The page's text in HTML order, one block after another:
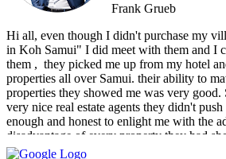
Frank Grueb
Hi all, even though I didn't purchase my
in Koh Samui" I did meet with them and I
them , ‏ they picked me up from my hotel and took me to see
properties all over Samui. their ability to
properties they showed me was very good.
very nice real estate agents they didn't
enough and honest to enlight me with the
disadvantage of every property they had
recommend them and I hope that we can do